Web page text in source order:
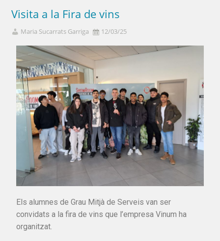
Visita a la Fira de vins
Maria Sucarrats Garriga 12/03/25
Els alumnes de Grau Mitjà de Serveis van ser
convidats a la fira de vins que l’empresa Vinum ha
organitzat.